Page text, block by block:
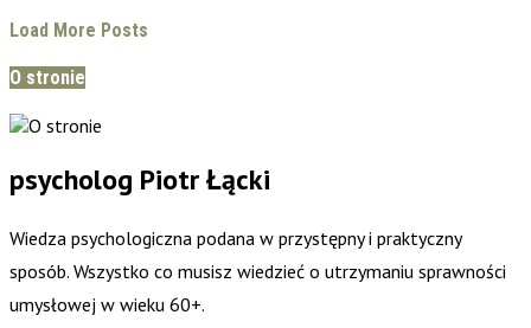
Load More Posts
O stronie
psycholog Piotr Łącki
Wiedza psychologiczna podana w przystępny i praktyczny
sposób. Wszystko co musisz wiedzieć o utrzymaniu sprawności
umysłowej w wieku 60+.